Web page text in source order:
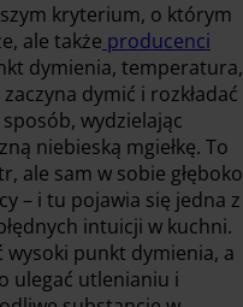
kryterium, o którym
ale także producenci
dymienia, temperatura,
dymić i rozkładać
wydzielając
niebieską mgiełkę. To
ale sam w sobie głęboko
– i tu pojawia się jedna z
intuicji w kuchni.
wysoki punkt dymienia, a
ulegać utlenianiu i